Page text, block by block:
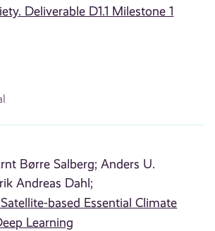
Deliverable D1.1 Milestone 1
Børre Salberg; Anders U.
Andreas Dahl;
based Essential Climate
Learning